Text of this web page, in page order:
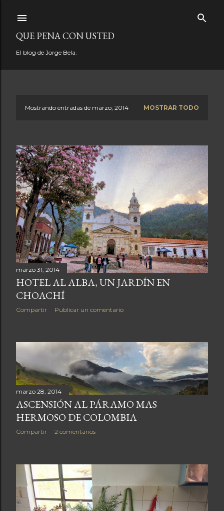
QUE PENA CON USTED
El blog de Jorge Bela.
t
r
a
d
a
s
Mostrando entradas de marzo, 2014 MOSTRAR TODO
marzo 31, 2014
HOTEL AL ALBA, UN JARDÍN EN
CHOACHÍ
Compartir Publicar un comentario
marzo 28, 2014
ASCENSIÓN AL PÁRAMO MAS
HERMOSO DE COLOMBIA
Compartir 2 comentarios